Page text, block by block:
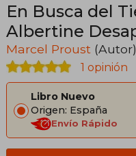
En Busca del
Albertine
Marcel Proust (Autor)
1 opinión
Libro Nuevo
Origen: España
Envío Rápido